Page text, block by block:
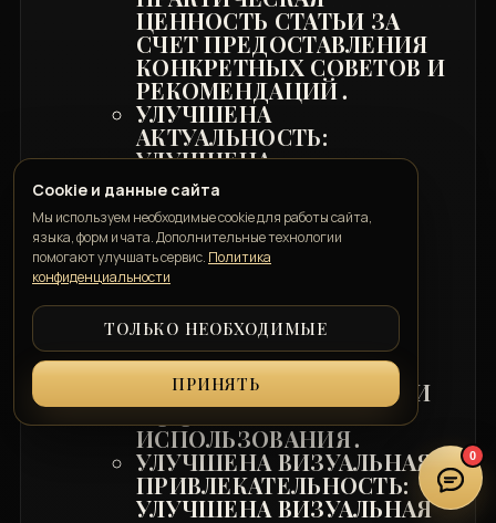
ЦЕННОСТЬ СТАТЬИ ЗА
СЧЕТ ПРЕДОСТАВЛЕНИЯ
КОНКРЕТНЫХ СОВЕТОВ И
РЕКОМЕНДАЦИЙ․
УЛУЧШЕНА
АКТУАЛЬНОСТЬ:
УЛУЧШЕНА
АКТУАЛЬНОСТЬ СТАТЬИ
ЗА СЧЕТ ОБНОВЛЕНИЯ
ИНФОРМАЦИИ И
ДОБАВЛЕНИЯ НОВЫХ
ССЫЛОК․
УЛУЧШЕНА ОБЩАЯ
ОРГАНИЗАЦИЯ:
УЛУЧШЕНА ОБЩАЯ
ОРГАНИЗАЦИЯ СТАТЬИ
ДЛЯ БОЛЕЕ УДОБНОГО И
ЭФФЕКТИВНОГО
ИСПОЛЬЗОВАНИЯ․
УЛУЧШЕНА ВИЗУАЛЬНАЯ
ПРИВЛЕКАТЕЛЬНОСТЬ:
УЛУЧШЕНА ВИЗУАЛЬНАЯ
Cookie и данные сайта
Мы используем необходимые cookie для работы сайта,
языка, форм и чата. Дополнительные технологии
помогают улучшать сервис. Политика
конфиденциальности
ТОЛЬКО НЕОБХОДИМЫЕ
ПРИНЯТЬ
0